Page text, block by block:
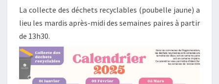
La collecte des déchets recyclables (poubelle jaune) a
lieu les mardis après-midi des semaines paires à partir
de 13h30.